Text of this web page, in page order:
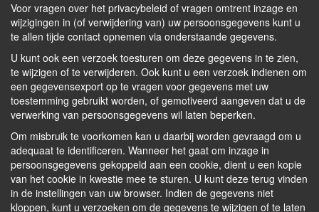
Voor vragen over het privacybeleid of vragen omtrent inzage en
wijzigingen in (of verwijdering van) uw persoonsgegevens kunt u
te allen tijde contact opnemen via onderstaande gegevens.
U kunt ook een verzoek toesturen om deze gegevens in te zien,
te wijzigen of te verwijderen. Ook kunt u een verzoek indienen om
een gegevensexport op te vragen voor gegevens met uw
toestemming gebruikt worden, of gemotiveerd aangeven dat u de
verwerking van persoonsgegevens wil laten beperken.
Om misbruik te voorkomen kan u daarbij worden gevraagd om u
adequaat te identificeren. Wanneer het gaat om inzage in
persoonsgegevens gekoppeld aan een cookie, dient u een kopie
van het cookie in kwestie mee te sturen. U kunt deze terug vinden
in de instellingen van uw browser. Indien de gegevens niet
kloppen, kunt u verzoeken om de gegevens te wijzigen of te laten